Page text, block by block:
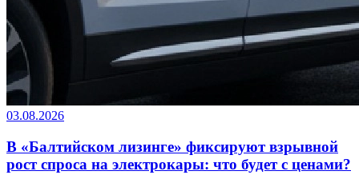
03.08.2026
В «Балтийском лизинге» фиксируют взрывной
рост спроса на электрокары: что будет с ценами?